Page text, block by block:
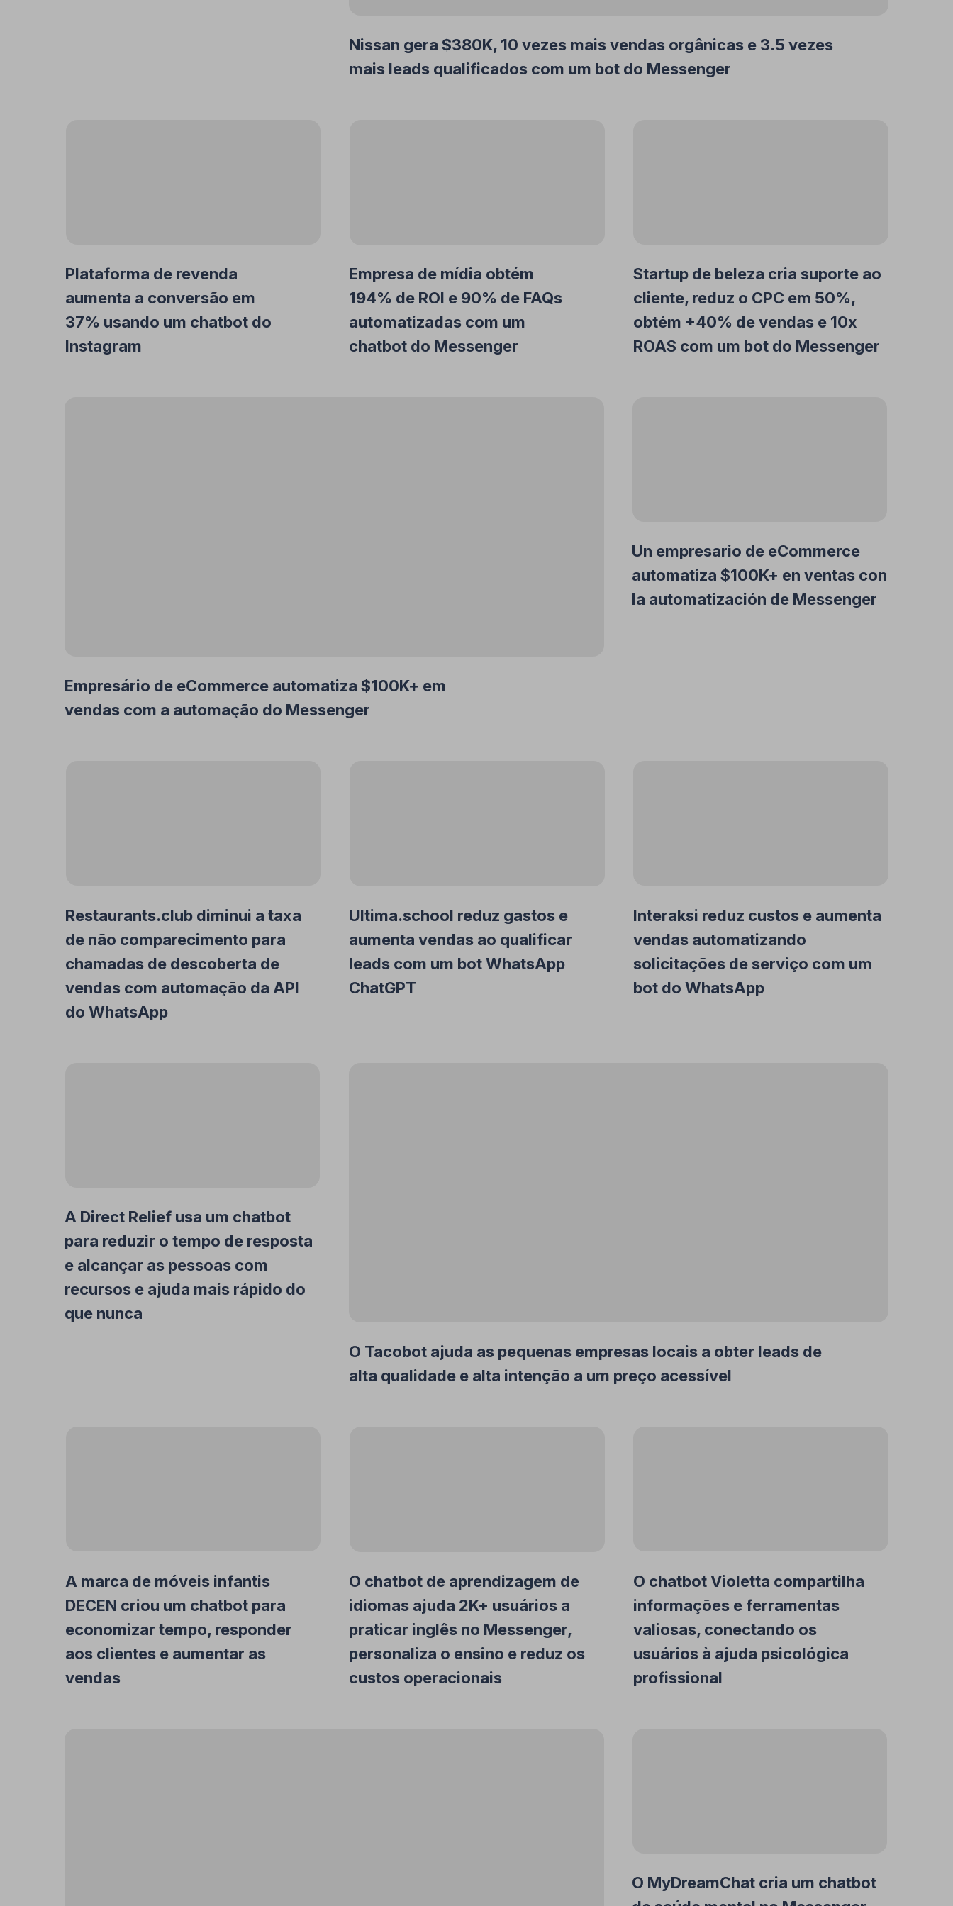
Nissan gera $380K, 10 vezes mais vendas orgânicas e 3.5 vezes
mais leads qualificados com um bot do Messenger
Plataforma de revenda
aumenta a conversão em
37% usando um chatbot do
Instagram
Empresa de mídia obtém
194% de ROI e 90% de FAQs
automatizadas com um
chatbot do Messenger
Startup de beleza cria suporte ao
cliente, reduz o CPC em 50%,
obtém +40% de vendas e 10x
ROAS com um bot do Messenger
Un empresario de eCommerce
automatiza $100K+ en ventas con
la automatización de Messenger
Empresário de eCommerce automatiza $100K+ em
vendas com a automação do Messenger
Restaurants.club diminui a taxa
de não comparecimento para
chamadas de descoberta de
vendas com automação da API
do WhatsApp
Ultima.school reduz gastos e
aumenta vendas ao qualificar
leads com um bot WhatsApp
ChatGPT
Interaksi reduz custos e aumenta
vendas automatizando
solicitações de serviço com um
bot do WhatsApp
A Direct Relief usa um chatbot
para reduzir o tempo de resposta
e alcançar as pessoas com
recursos e ajuda mais rápido do
que nunca
O Tacobot ajuda as pequenas empresas locais a obter leads de
alta qualidade e alta intenção a um preço acessível
A marca de móveis infantis
DECEN criou um chatbot para
economizar tempo, responder
aos clientes e aumentar as
vendas
O chatbot de aprendizagem de
idiomas ajuda 2K+ usuários a
praticar inglês no Messenger,
personaliza o ensino e reduz os
custos operacionais
O chatbot Violetta compartilha
informações e ferramentas
valiosas, conectando os
usuários à ajuda psicológica
profissional
O MyDreamChat cria um chatbot